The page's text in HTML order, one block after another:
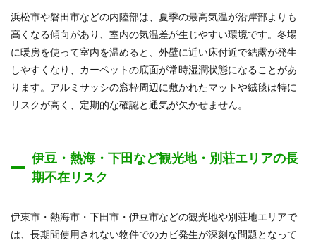
浜松市や磐田市などの内陸部は、夏季の最高気温が沿岸部よりも
高くなる傾向があり、室内の気温差が生じやすい環境です。冬場
に暖房を使って室内を温めると、外壁に近い床付近で結露が発生
しやすくなり、カーペットの底面が常時湿潤状態になることがあ
ります。アルミサッシの窓枠周辺に敷かれたマットや絨毯は特に
リスクが高く、定期的な確認と通気が欠かせません。
伊豆・熱海・下田など観光地・別荘エリアの長
期不在リスク
伊東市・熱海市・下田市・伊豆市などの観光地や別荘地エリアで
は、長期間使用されない物件でのカビ発生が深刻な問題となって